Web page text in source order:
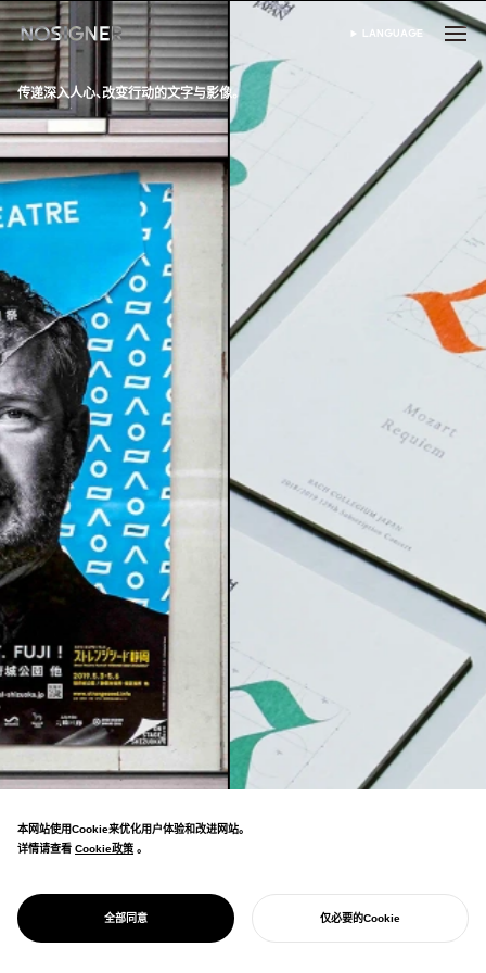
首页 SELECT LANGUAGE
LANGUAGE
传递深入人心、改变行动的文字与影像。
ADVERTISING DESIGN
广告设计
营销。在视觉和文字中注入本质，用产生共鸣的
故事推动意识变化。
本网站使用Cookie来优化用户体验和改进网站。
详情请查看 Cookie政策
Cookie政策 。
全部同意 仅必要的Cookie